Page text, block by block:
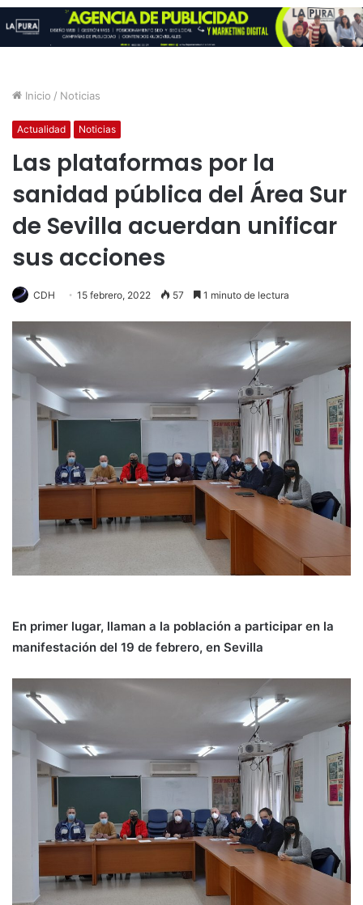
Inicio / Noticias
Actualidad Noticias
Las plataformas por la
sanidad pública del Área Sur
de Sevilla acuerdan unificar
sus acciones
CDH 15 febrero, 2022 57 1 minuto de lectura
En primer lugar, llaman a la población a participar en la
manifestación del 19 de febrero, en Sevilla